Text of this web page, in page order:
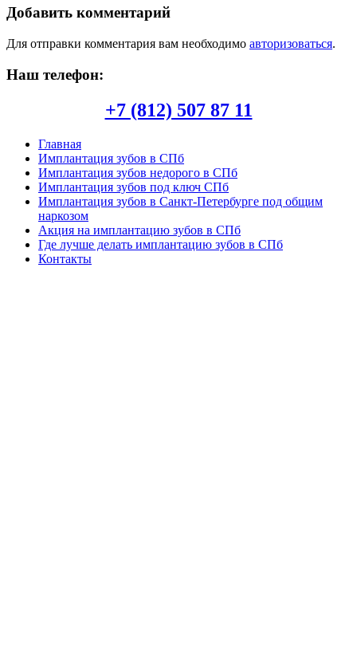
Добавить комментарий
Для отправки комментария вам необходимо авторизоваться.
Наш телефон:
+7 (812) 507 87 11
Главная
Имплантация зубов в СПб
Имплантация зубов недорого в СПб
Имплантация зубов под ключ СПб
Имплантация зубов в Санкт-Петербурге под общим
наркозом
Акция на имплантацию зубов в СПб
Где лучше делать имплантацию зубов в СПб
Контакты